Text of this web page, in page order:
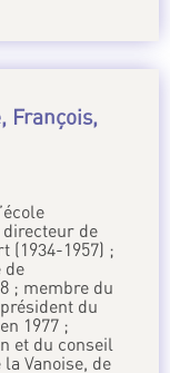
François,
directeur de
(1934-1957) ;
de
; membre du
du
1977 ;
et du conseil
Vanoise, de